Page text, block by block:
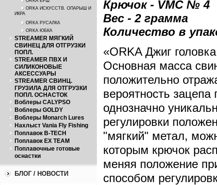
ORKA ИСКУССТВ. ОПАРЫШ И
ИКРА
ORKA РУСАЛКА
ORKA ЮБКА
STREAMER МЯГКИЙ
СВИНЕЦ ДЛЯ ОТГРУЗКИ
ПОПЛ.
STREAMER ПВХ И
СИЛИКОНОВЫЕ
АКСЕССУАРЫ
STREAMER СВИНЦ.
ГРУЗИЛА ДЛЯ ОТГРУЗКИ
ПОПЛ. ОСНАСТОК
Воблеры CALYPSO
Воблеры GOLDY
Воблеры Monarch Lures
Нахлыст Vania Fly Fishing
Поплавок B-TECH
Поплавок EX TEAM
Поплавочные готовые
оснастки
БЛОГ / НОВОСТИ
Крючок - VMC № 4
Вес - 2 грамма
Количество в
«ORKA Джиг
Основная масса
положительно
вероятность
однозначно
регулировки
"мягкий" метал,
которым крючок
меняя положение
способом